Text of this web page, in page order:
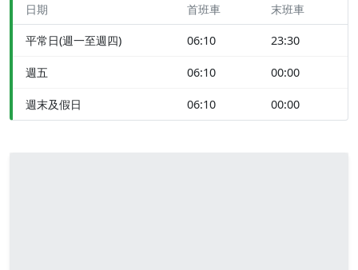
日期 首班車 末班車
平常日(週一至週四) 06:10 23:30
週五 06:10 00:00
週末及假日 06:10 00:00